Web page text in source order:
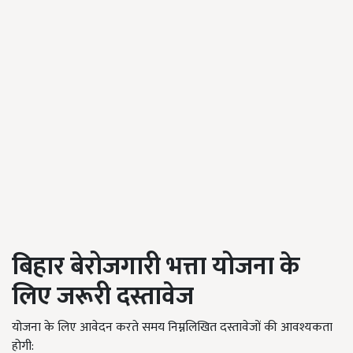
बिहार बेरोजगारी भत्ता योजना के
लिए जरूरी दस्तावेज
योजना के लिए आवेदन करते समय निम्नलिखित दस्तावेजों की आवश्यकता
होगी: